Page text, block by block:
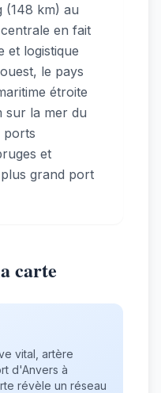
(148 km) au
en fait
et logistique
le pays
étroite
sur la mer du
ports
et
grand port
carte
vital, artère
d'Anvers à
révèle un réseau